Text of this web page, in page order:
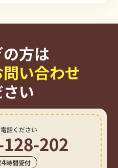
方は
い合わせ
い
話ください
202
時間受付